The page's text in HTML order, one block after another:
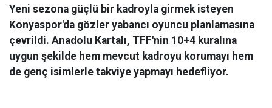
Yeni sezona güçlü bir kadroyla girmek isteyen
Konyaspor'da gözler yabancı oyuncu planlamasına
çevrildi. Anadolu Kartalı, TFF'nin 10+4 kuralına
uygun şekilde hem mevcut kadroyu korumayı hem
de genç isimlerle takviye yapmayı hedefliyor.